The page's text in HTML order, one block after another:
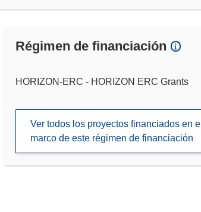
Régimen de financiación
HORIZON-ERC - HORIZON ERC Grants
Ver todos los proyectos financiados en el
marco de este régimen de financiación